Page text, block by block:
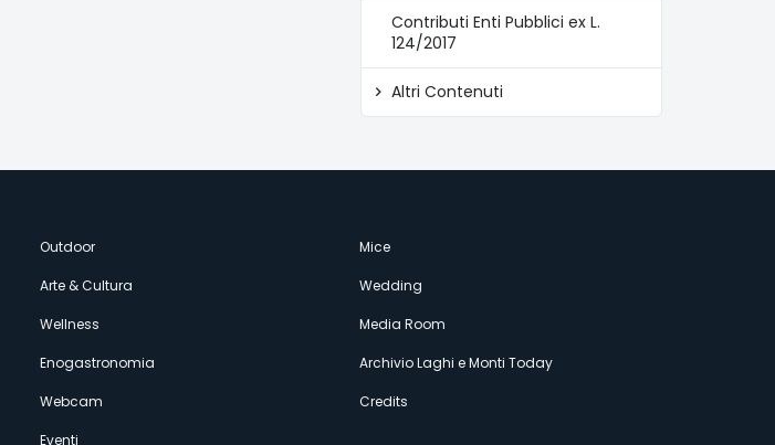
Contributi Enti Pubblici ex L.
124/2017
Altri Contenuti
Outdoor
Arte & Cultura
Wellness
Enogastronomia
Webcam
Eventi
Mice
Wedding
Media Room
Archivio Laghi e Monti Today
Credits